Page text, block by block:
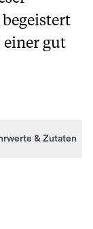
einer gut
& Zutaten